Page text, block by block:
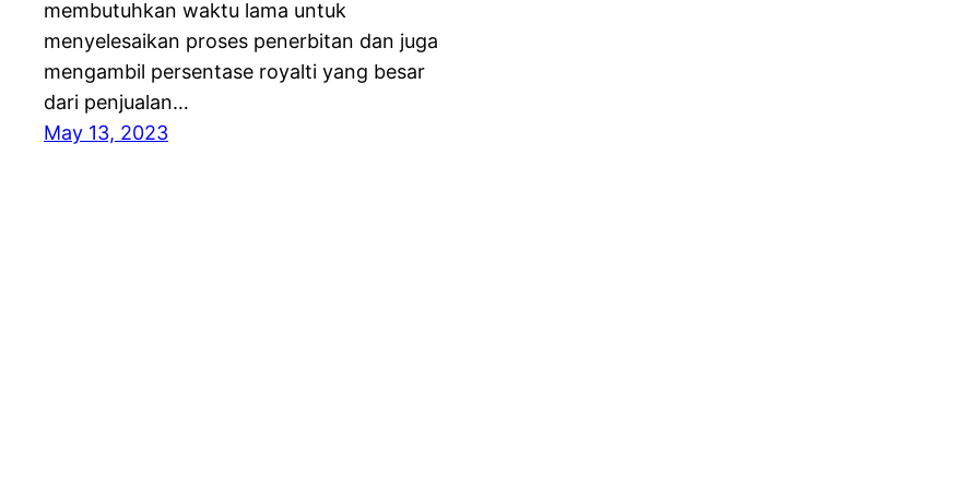
membutuhkan waktu lama untuk
menyelesaikan proses penerbitan dan juga
mengambil persentase royalti yang besar
dari penjualan…
May 13, 2023